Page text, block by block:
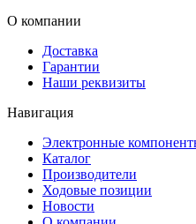
О компании
Доставка
Гарантии
Наши реквизиты
Навигация
Электронные
Каталог
Производители
Ходовые позиции
Новости